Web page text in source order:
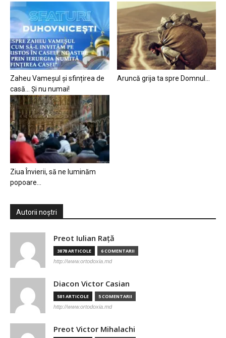
Zaheu Vameșul și sfințirea de
casă… Și nu numai!
Aruncă grija ta spre Domnul…
Ziua Învierii, să ne luminăm
popoare…
Autorii noștri
Preot Iulian Raţă
3878 ARTICOLE 6 COMENTARII
http://www.ortodoxia.md
Diacon Victor Casian
581 ARTICOLE 5 COMENTARII
http://www.ortodoxia.md
Preot Victor Mihalachi